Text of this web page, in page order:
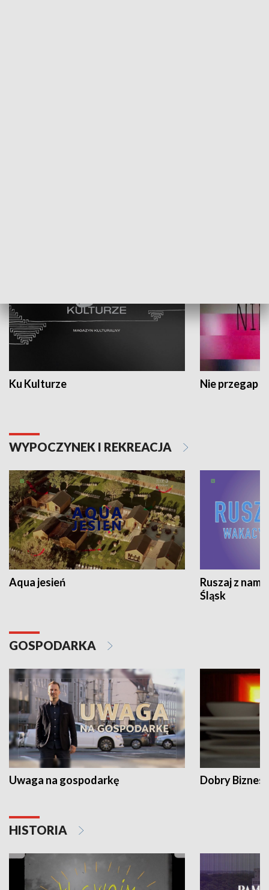
Ku Kulturze Nie przegap
WYPOCZYNEK I REKREACJA
Aqua jesień
Ruszaj z
Śląsk
GOSPODARKA
Uwaga na gospodarkę Dobry Biznes
HISTORIA